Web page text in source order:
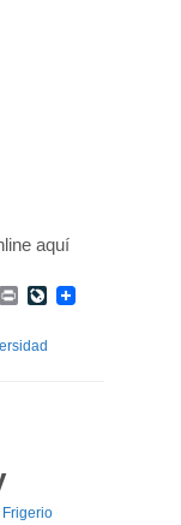
aquí
TwitterPrintLiveJournal